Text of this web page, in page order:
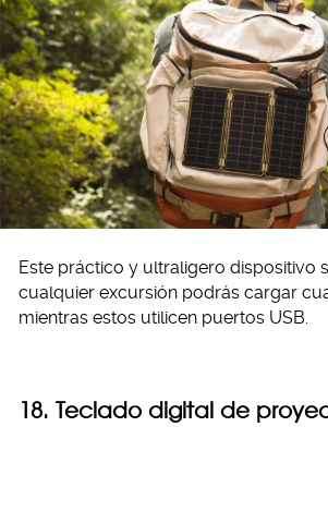
Este práctico y ultraligero dispositivo
cualquier excursión podrás cargar
mientras estos utilicen puertos USB.
18. Teclado digital de